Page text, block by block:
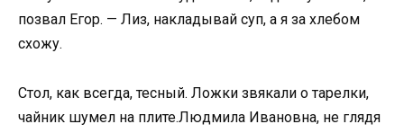
позвал Егор. — Лиз, накладывай суп, а я за хлебом
схожу.
Стол, как всегда, тесный. Ложки звякали о тарелки,
чайник шумел на плите.Людмила Ивановна, не глядя